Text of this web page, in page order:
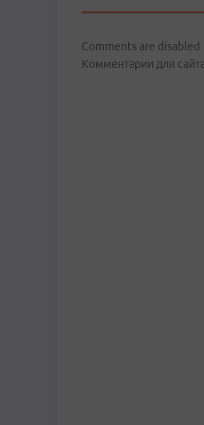
Comments are disabled
Комментарии для сайта